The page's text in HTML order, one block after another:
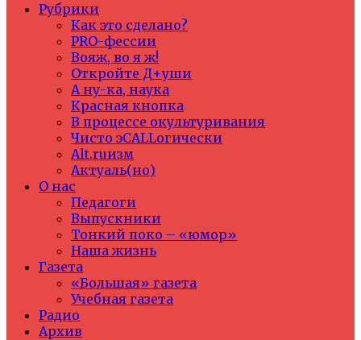
Рубрики
Как это сделано?
PRO-фессии
Вояж, во я ж!
Откройте Д+уши
А ну-ка, наука
Красная кнопка
В процессе окультуривания
Чисто эCALLогически
Alt.ruизм
Актуаль(но)
О нас
Педагоги
Выпускники
Тонкий поко – «юмор»
Наша жизнь
Газета
«Большая» газета
Учебная газета
Радио
Архив